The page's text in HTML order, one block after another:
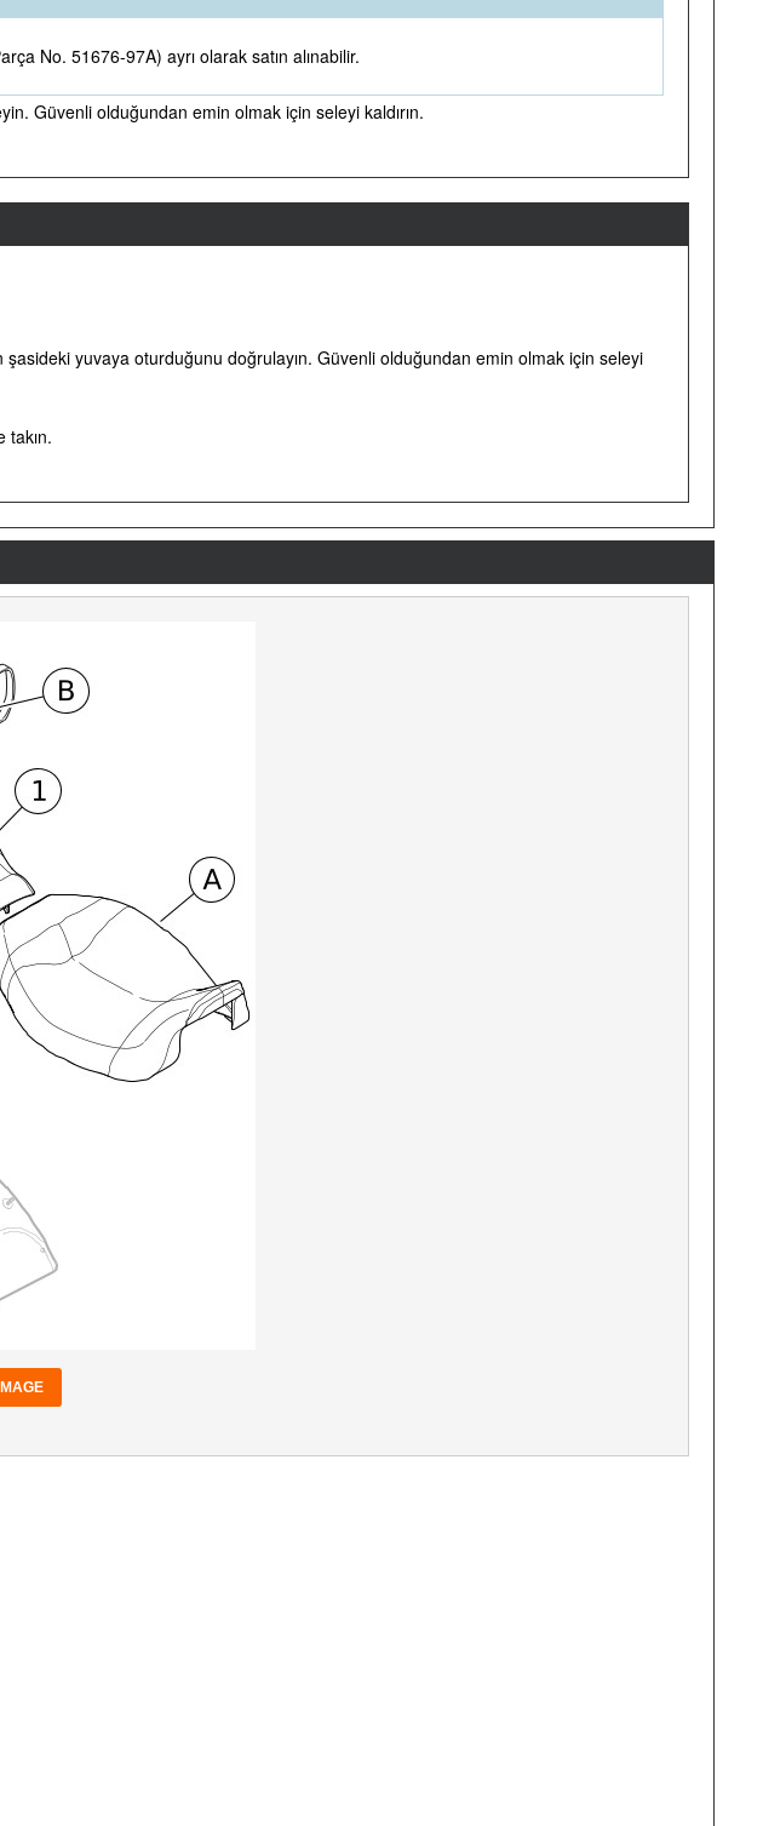
No. 51676-97A) ayrı olarak satın alınabilir.
Güvenli olduğundan emin olmak için seleyi kaldırın.
şasideki yuvaya oturduğunu doğrulayın. Güvenli olduğundan emin olmak için seleyi
takın.